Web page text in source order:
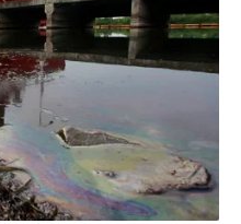
水，間接緩解民生用水不